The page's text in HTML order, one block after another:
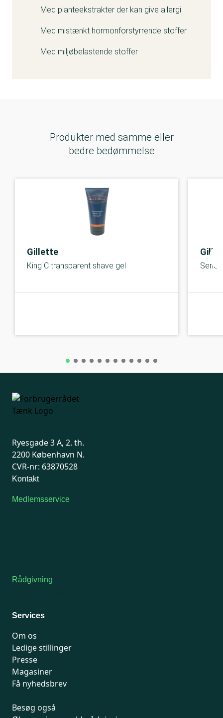
Med planteekstrakter der kan give allergi
Med mistænkt hormonforstyrrende stoffer
Med miljøbelastende stoffer
Produkter med samme eller
bedre bedømmelse
Gillette
King C transparent shave gel
Ryesgade 3 A, 2. th.
2200 København N.
CVR-nr: 63870528
Kontakt
Medlemsservice
Rådgivning
Services
Om os
Ledige stillinger
Presse
Magasiner
Få nyhedsbrev
Besøg også